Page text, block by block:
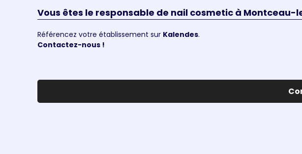
Vous êtes le responsable de nail cosmetic à Montceau-
Référencez votre établissement sur Kalendes.
Contactez-nous !